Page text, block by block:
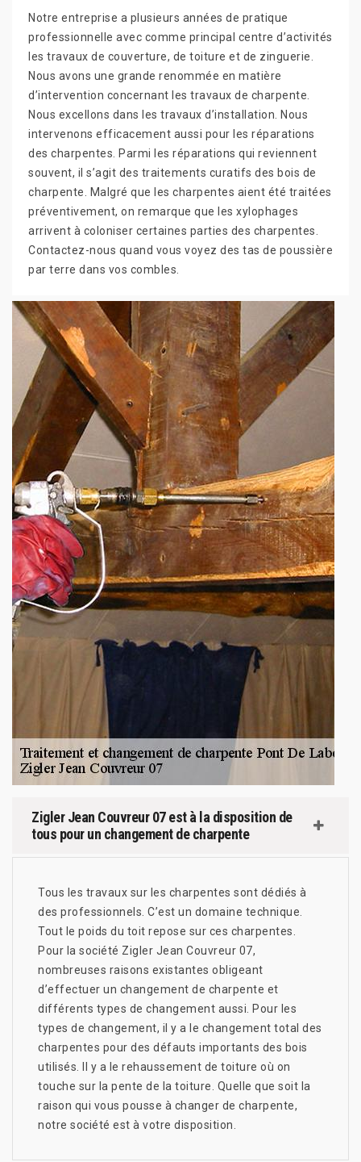
Notre entreprise a plusieurs années de pratique
professionnelle avec comme principal centre d’activités
les travaux de couverture, de toiture et de zinguerie.
Nous avons une grande renommée en matière
d’intervention concernant les travaux de charpente.
Nous excellons dans les travaux d’installation. Nous
intervenons efficacement aussi pour les réparations
des charpentes. Parmi les réparations qui reviennent
souvent, il s’agit des traitements curatifs des bois de
charpente. Malgré que les charpentes aient été traitées
préventivement, on remarque que les xylophages
arrivent à coloniser certaines parties des charpentes.
Contactez-nous quand vous voyez des tas de poussière
par terre dans vos combles.
Zigler Jean Couvreur 07 est à la disposition de
tous pour un changement de charpente
Tous les travaux sur les charpentes sont dédiés à
des professionnels. C’est un domaine technique.
Tout le poids du toit repose sur ces charpentes.
Pour la société Zigler Jean Couvreur 07,
nombreuses raisons existantes obligeant
d’effectuer un changement de charpente et
différents types de changement aussi. Pour les
types de changement, il y a le changement total des
charpentes pour des défauts importants des bois
utilisés. Il y a le rehaussement de toiture où on
touche sur la pente de la toiture. Quelle que soit la
raison qui vous pousse à changer de charpente,
notre société est à votre disposition.